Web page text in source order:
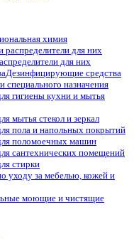
химия
для них
Дезинфицирующие средства
специального назначения
гигиены кухни и мытья
мытья стекол и зеркал
пола и напольных покрытий
поломоечных машин
сантехнических помещений
стирки
уходу за мебелью, кожей и
моющие и чистящие